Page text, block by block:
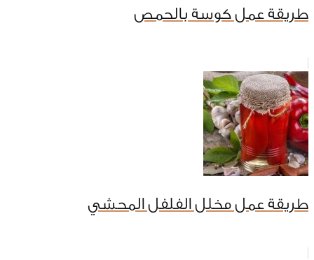
طريقة عمل كوسة بالحمص
طريقة عمل مخلل الفلفل المحشي